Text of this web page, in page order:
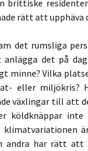
brittiske
rätt att upphäva
det rumsliga
det på
minne? Vilka
eller miljökris?
växlingar till att
köldknäppar
andra har rätt att